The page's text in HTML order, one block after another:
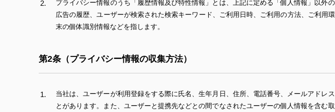
プライバシー情報のうち「履歴情報及び特性情報」とは、上記に定める「個人情報」以
広告の履歴、ユーザーが検索された検索キーワード、ご利用日時、ご利用の方法、ご利
末の個体識別情報などを指します。
第2条（プライバシー情報の収集方法）
当社は、ユーザーが利用登録をする際に氏名、生年月日、住所、電話番号、メールアド
とがあります。また、ユーザーと提携先などとの間でなされたユーザーの個人情報を含